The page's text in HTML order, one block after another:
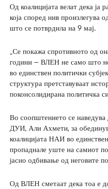
Од коалицијата велат дека ја
која според нив произлегува
што се потврдила на 9 мај.
„Се покажа спротивното од
години – ВЛЕН не само што
во единствен политички
структура претставуваат
поконсолидирана политичка
Во соопштението се
ДУИ, Али Ахмети, за
коалицијата НАИ во
пропаднале уште на самиот
јасно одбивање од неговите
Од ВЛЕН сметаат дека тоа е